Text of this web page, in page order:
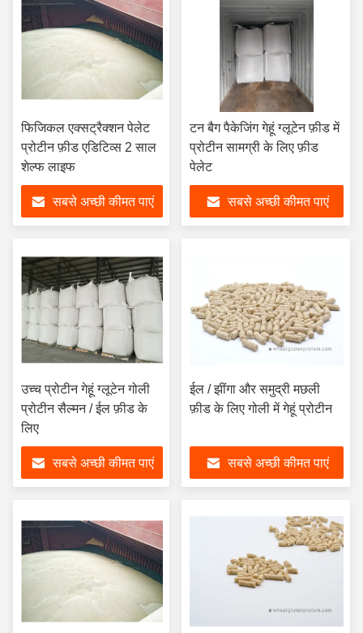
फिजिकल एक्सट्रैक्शन पेलेट
प्रोटीन फ़ीड एडिटिव्स 2 साल
शेल्फ लाइफ
सबसे अच्छी कीमत पाएं
टन बैग पैकेजिंग गेहूं ग्लूटेन फ़ीड में
प्रोटीन सामग्री के लिए फ़ीड
पेलेट
सबसे अच्छी कीमत पाएं
उच्च प्रोटीन गेहूं ग्लूटेन गोली
प्रोटीन सैल्मन / ईल फ़ीड के
लिए
सबसे अच्छी कीमत पाएं
ईल / झींगा और समुद्री मछली
फ़ीड के लिए गोली में गेहूं प्रोटीन
सबसे अच्छी कीमत पाएं